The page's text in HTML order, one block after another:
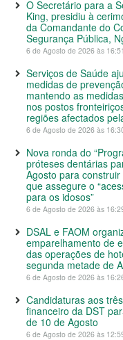
O Secretário para a
King, presidiu à
da Comandante do
Segurança Pública,
6 de Agosto de 2026 às 16:51
Serviços de Saúde
medidas de
mantendo as
nos postos
regiões afectados
6 de Agosto de 2026 às
Nova ronda do
próteses dentárias
Agosto para
que assegure o
para os idosos”
6 de Agosto de 2026 às
DSAL e FAOM
emparelhamento de
das operações de
segunda metade de
6 de Agosto de 2026 às
Candidaturas aos
financeiro da DST
de 10 de Agosto
6 de Agosto de 2026 às